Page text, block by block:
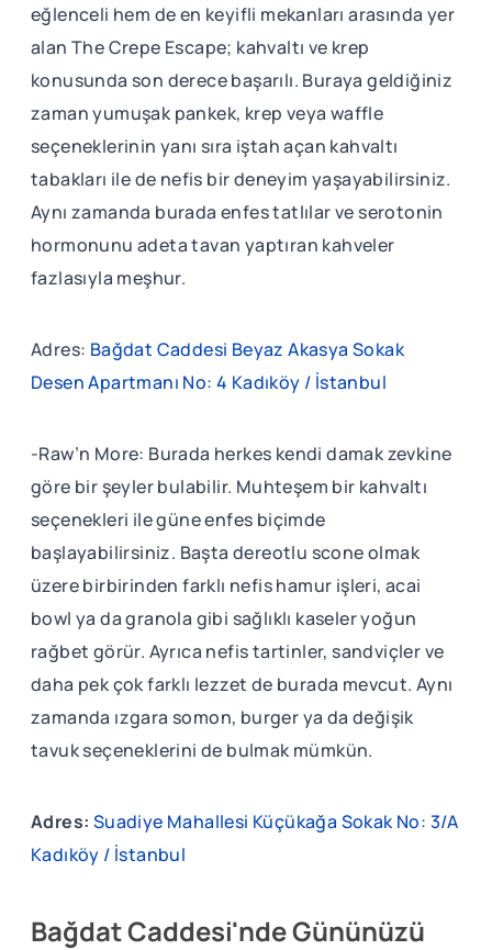
eğlenceli hem de en keyifli mekanları arasında yer
alan The Crepe Escape; kahvaltı ve krep
konusunda son derece başarılı. Buraya geldiğiniz
zaman yumuşak pankek, krep veya waffle
seçeneklerinin yanı sıra iştah açan kahvaltı
tabakları ile de nefis bir deneyim yaşayabilirsiniz.
Aynı zamanda burada enfes tatlılar ve serotonin
hormonunu adeta tavan yaptıran kahveler
fazlasıyla meşhur.
Adres: Bağdat Caddesi Beyaz Akasya Sokak
Desen Apartmanı No: 4 Kadıköy / İstanbul
-Raw’n More: Burada herkes kendi damak zevkine
göre bir şeyler bulabilir. Muhteşem bir kahvaltı
seçenekleri ile güne enfes biçimde
başlayabilirsiniz. Başta dereotlu scone olmak
üzere birbirinden farklı nefis hamur işleri, acai
bowl ya da granola gibi sağlıklı kaseler yoğun
rağbet görür. Ayrıca nefis tartinler, sandviçler ve
daha pek çok farklı lezzet de burada mevcut. Aynı
zamanda ızgara somon, burger ya da değişik
tavuk seçeneklerini de bulmak mümkün.
Adres: Suadiye Mahallesi Küçükağa Sokak No: 3/A
Kadıköy / İstanbul
Bağdat Caddesi'nde Gününüzü